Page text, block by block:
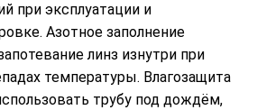
при эксплуатации и
Азотное заполнение
линз изнутри при
температуры. Влагозащита
трубу под дождём,